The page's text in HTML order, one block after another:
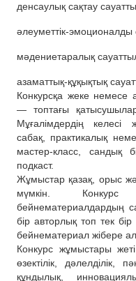
денсаулық сақтау
әлеуметтік-эмоционалды
мәдениетаралық
азаматтық-құқықтық
Конкурсқа жеке немесе
— топтағы
Мұғалімдердің
сабақ, практикалық
мастер-класс, сандық
подкаст.
Жұмыстар қазақ, орыс
мүмкін. Конкурс
бейнематериалдардың
бір авторлық топ тек бір
бейнематериал жібере
Конкурс жұмыстары
өзектілік, дәлелділік,
құндылық,